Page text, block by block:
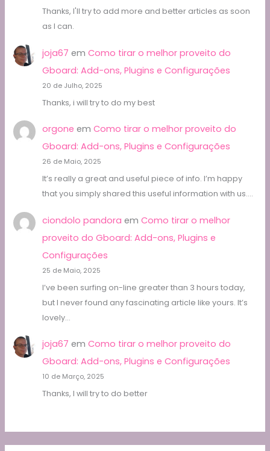
Thanks, I'll try to add more and better articles as soon
as I can.
joja67 em Como tirar o melhor proveito do
Gboard: Add-ons, Plugins e Configurações
20 de Julho, 2025
Thanks, i will try to do my best
orgone em Como tirar o melhor proveito do
Gboard: Add-ons, Plugins e Configurações
26 de Maio, 2025
It’s really a great and useful piece of info. I’m happy
that you simply shared this useful information with us.…
ciondolo pandora em Como tirar o melhor
proveito do Gboard: Add-ons, Plugins e
Configurações
25 de Maio, 2025
I’ve been surfing on-line greater than 3 hours today,
but I never found any fascinating article like yours. It’s
lovely…
joja67 em Como tirar o melhor proveito do
Gboard: Add-ons, Plugins e Configurações
10 de Março, 2025
Thanks, I will try to do better